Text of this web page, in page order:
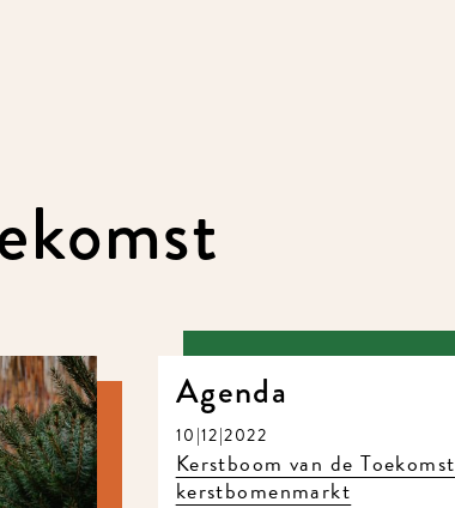
Agenda
10|12|2022
Kerstboom van de Toekomst
kerstbomenmarkt